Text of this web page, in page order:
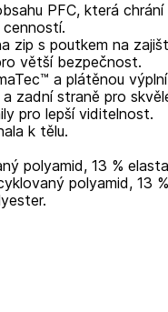
PFC, která
cenností.
zip s poutkem na
větší bezpečnost.
a plátěnou
zadní straně pro
pro lepší viditelnost.
k tělu.
polyamid, 13 %
polyamid, 13